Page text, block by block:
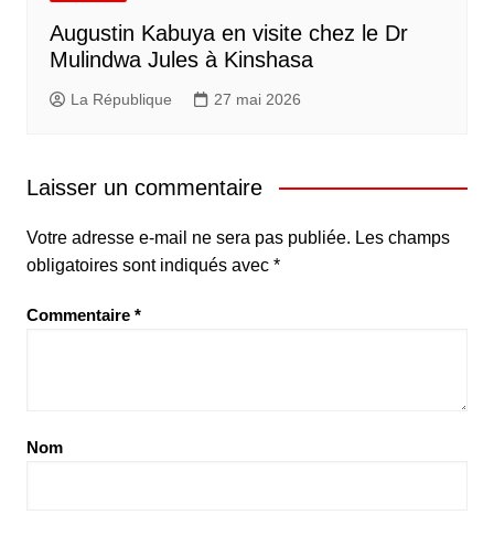
Augustin Kabuya en visite chez le Dr
Mulindwa Jules à Kinshasa
La République 27 mai 2026
Laisser un commentaire
Votre adresse e-mail ne sera pas publiée. Les champs
obligatoires sont indiqués avec *
Commentaire *
Nom